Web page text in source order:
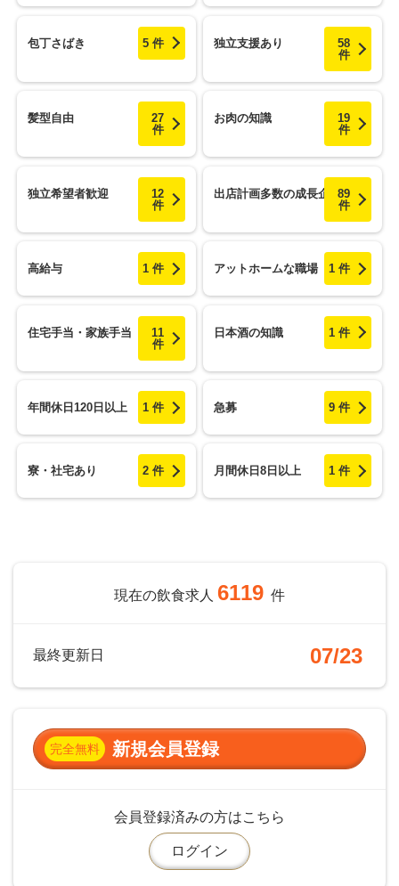
包丁さばき 5 件 独立支援あり
58
件
髪型自由
27
件
お肉の知識
19
件
独立希望者歓迎
12
件
出店計画多数の成長企業89
件
高給与 1 件 アットホームな職場 1 件
住宅手当・家族手当
11
件
日本酒の知識 1 件
年間休日120日以上 1 件 急募 9 件
寮・社宅あり 2 件 月間休日8日以上 1 件
現在の飲食求人 6119 件
最終更新日 07/23
完全無料 新規会員登録
会員登録済みの方はこちら
ログイン